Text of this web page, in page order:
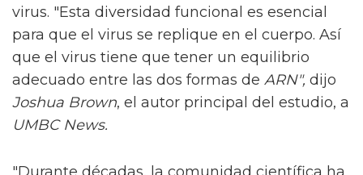
virus. "Esta diversidad funcional es esencial
para que el virus se replique en el cuerpo. Así
que el virus tiene que tener un equilibrio
adecuado entre las dos formas de ARN", dijo
Joshua Brown, el autor principal del estudio, a
UMBC News.